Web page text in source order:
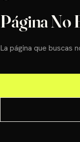
Página No
La página que buscas